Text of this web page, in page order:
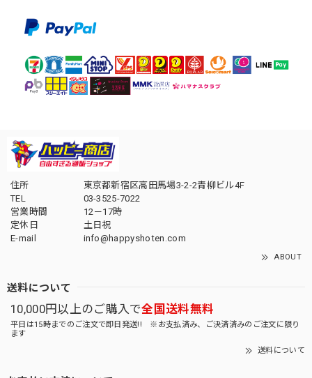
住所
東京都新宿区高田馬場3-2-2青柳ビル4F
TEL
03-3525-7022
営業時間
12－17時
定休日
土日祝
E-mail
info@happyshoten.com
ABOUT
送料について
10,000円以上のご購入で全国送料無料
平日は15時までのご注文で即日発送!! ※お支払済み、ご決済済みのご注文に限り
ます
送料について